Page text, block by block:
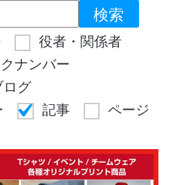
役者・関係者
ナンバー
ログ
記事 ページ